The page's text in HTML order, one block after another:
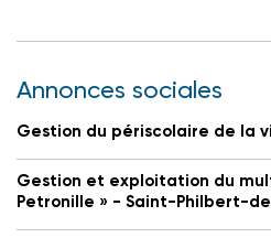
Annonces sociales
Gestion du périscolaire de la
Gestion et exploitation du
Petronille » - Saint-Philbert-